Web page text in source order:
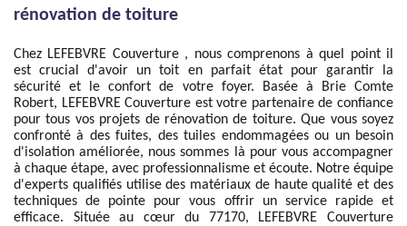
rénovation de toiture
Chez LEFEBVRE Couverture , nous comprenons à quel point il
est crucial d'avoir un toit en parfait état pour garantir la
sécurité et le confort de votre foyer. Basée à Brie Comte
Robert, LEFEBVRE Couverture est votre partenaire de confiance
pour tous vos projets de rénovation de toiture. Que vous soyez
confronté à des fuites, des tuiles endommagées ou un besoin
d'isolation améliorée, nous sommes là pour vous accompagner
à chaque étape, avec professionnalisme et écoute. Notre équipe
d'experts qualifiés utilise des matériaux de haute qualité et des
techniques de pointe pour vous offrir un service rapide et
efficace. Située au cœur du 77170, LEFEBVRE Couverture